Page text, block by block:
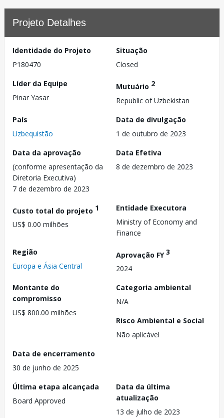
Projeto Detalhes
Identidade do Projeto
P180470
Situação
Closed
Líder da Equipe
Pinar Yasar
Mutuário 2
Republic of Uzbekistan
País
Uzbequistão
Data de divulgação
1 de outubro de 2023
Data da aprovação
(conforme apresentação da
Diretoria Executiva)
7 de dezembro de 2023
Data Efetiva
8 de dezembro de 2023
Custo total do projeto 1
US$ 0.00 milhões
Entidade Executora
Ministry of Economy and
Finance
Região
Europa e Ásia Central
Aprovação FY3
2024
Montante do
compromisso
US$ 800.00 milhões
Categoria ambiental
N/A
Risco Ambiental e Social
Não aplicável
Data de encerramento
30 de junho de 2025
Última etapa alcançada
Board Approved
Data da última
atualização
13 de julho de 2023